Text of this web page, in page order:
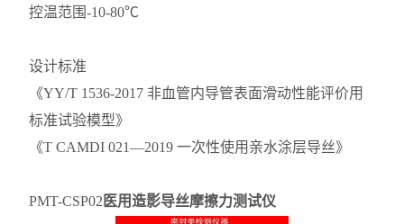
控温范围-10-80℃
设计标准
《YY/T 1536-2017 非血管内导管表面滑动性能评价用
标准试验模型》
《T CAMDI 021—2019 一次性使用亲水涂层导丝》
PMT-CSP02 医用造影导丝摩擦力测试仪